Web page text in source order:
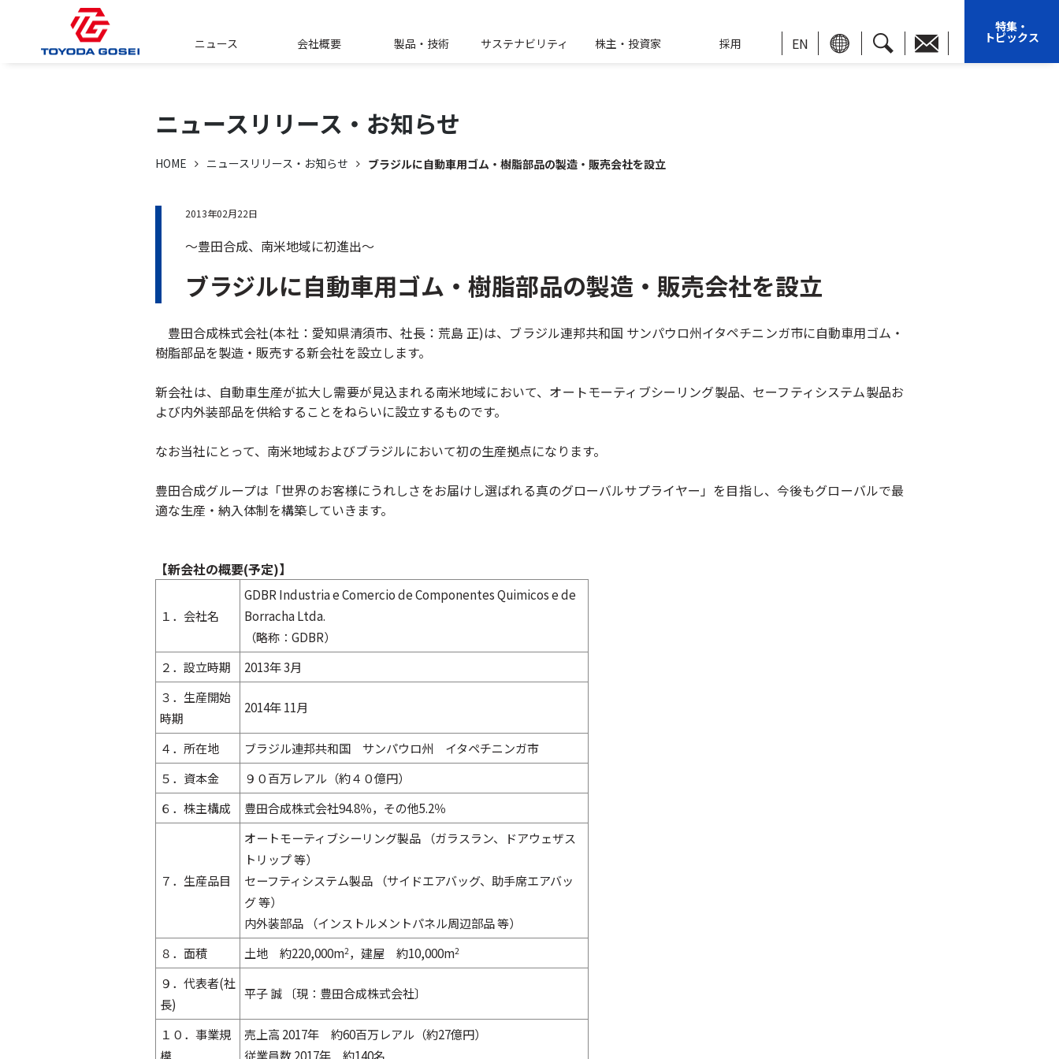
ニュース 会社概要 製品・技術 サステナビリティ 株主・投資家 採用 EN
特集・
トピックス
ニュースリリース・ お知らせ
HOME ニュースリリース・お知らせ ブラジルに自動車用ゴム・樹脂部品の製造・販売会社を設立
2013年02月22日
～豊田合成、南米地域に初進出～
ブラジルに自動車用ゴム・樹脂部品の製造・販売会社を設立
豊田合成株式会社(本社：愛知県清須市、社長：荒島 正)は、ブラジル連邦共和国 サンパウロ州イタペチニンガ市に自動車用ゴム・
樹脂部品を製造・販売する新会社を設立します。
新会社は、自動車生産が拡大し需要が見込まれる南米地域において、オートモーティブシーリング製品、セーフティシステム製品お
よび内外装部品を供給することをねらいに設立するものです。
なお当社にとって、南米地域およびブラジルにおいて初の生産拠点になります。
豊田合成グループは「世界のお客様にうれしさをお届けし選ばれる真のグローバルサプライヤー」を目指し、今後もグローバルで最
適な生産・納入体制を構築していきます。
【新会社の概要(予定)】
１．会社名
GDBR Industria e Comercio de Componentes Quimicos e de
Borracha Ltda.
（略称：GDBR）
２．設立時期
2013年 3月
３．生産開始
時期
2014年 11月
４．所在地
ブラジル連邦共和国 サンパウロ州 イタペチニンガ市
５．資本金
９０百万レアル（約４０億円）
６．株主構成
豊田合成株式会社94.8％，その他5.2％
７．生産品目
オートモーティブシーリング製品 （ガラスラン、ドアウェザス
トリップ 等）
セーフティシステム製品 （サイドエアバッグ、助手席エアバッ
グ 等）
内外装部品 （インストルメントパネル周辺部品 等）
８．面積
土地 約220,000m2 ，建屋 約10,000m2
９．代表者(社
長)
平子 誠 〔現：豊田合成株式会社〕
１０．事業規
模
売上高 2017年 約60百万レアル（約27億円）
従業員数 2017年 約140名